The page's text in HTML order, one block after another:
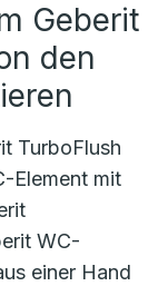
Geberit
den
TurboFlush
Element mit
WC-
einer Hand